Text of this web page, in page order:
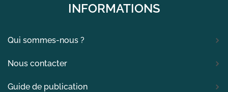
INFORMATIONS
Qui sommes-nous ?
Nous contacter
Guide de publication